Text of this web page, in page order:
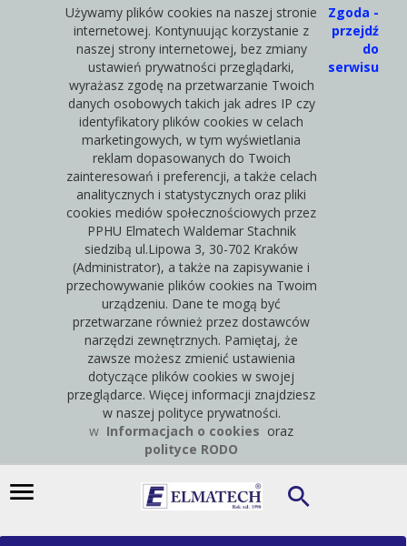
Używamy plików cookies na naszej stronie
internetowej. Kontynuując korzystanie z
naszej strony internetowej, bez zmiany
ustawień prywatności przeglądarki,
wyrażasz zgodę na przetwarzanie Twoich
danych osobowych takich jak adres IP czy
identyfikatory plików cookies w celach
marketingowych, w tym wyświetlania
reklam dopasowanych do Twoich
zainteresowań i preferencji, a także celach
analitycznych i statystycznych oraz pliki
cookies mediów społecznościowych przez
PPHU Elmatech Waldemar Stachnik
siedzibą ul.Lipowa 3, 30-702 Kraków
(Administrator), a także na zapisywanie i
przechowywanie plików cookies na Twoim
urządzeniu. Dane te mogą być
przetwarzane również przez dostawców
narzędzi zewnętrznych. Pamiętaj, że
zawsze możesz zmienić ustawienia
dotyczące plików cookies w swojej
przeglądarce. Więcej informacji znajdziesz
w naszej polityce prywatności.
w Informacjach o cookies oraz
polityce RODO
Zgoda -
przejdź
do
serwisu